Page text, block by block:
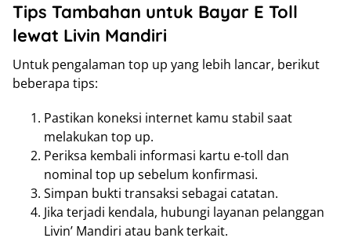
Tips Tambahan untuk Bayar E Toll
lewat Livin Mandiri
Untuk pengalaman top up yang lebih lancar, berikut
beberapa tips:
Pastikan koneksi internet kamu stabil saat
melakukan top up.
Periksa kembali informasi kartu e-toll dan
nominal top up sebelum konfirmasi.
Simpan bukti transaksi sebagai catatan.
Jika terjadi kendala, hubungi layanan pelanggan
Livin’ Mandiri atau bank terkait.